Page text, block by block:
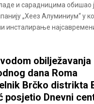
и сарадницима обишао
„Хеез Алуминиум“ у
инсталирање
obilježavanja
dana Roma
Brčko distrikta
posjetio Dnevni